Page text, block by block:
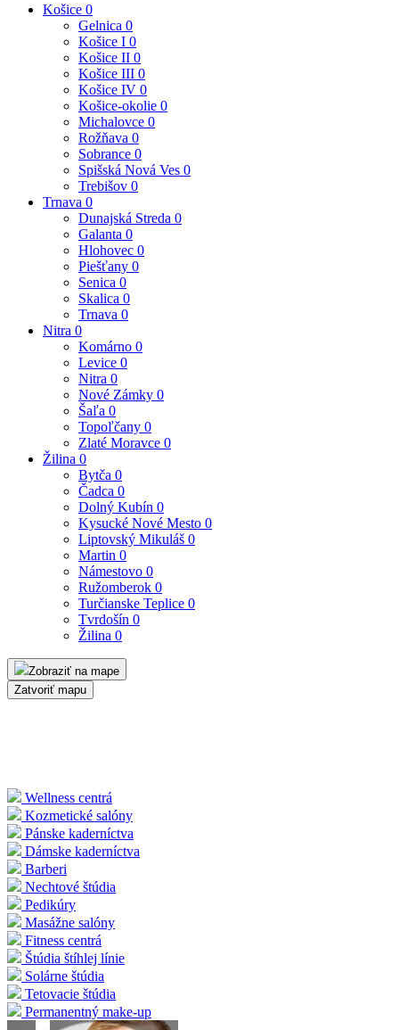
Košice 0
Gelnica 0
Košice I 0
Košice II 0
Košice III 0
Košice IV 0
Košice-okolie 0
Michalovce 0
Rožňava 0
Sobrance 0
Spišská Nová Ves 0
Trebišov 0
Trnava 0
Dunajská Streda 0
Galanta 0
Hlohovec 0
Piešťany 0
Senica 0
Skalica 0
Trnava 0
Nitra 0
Komárno 0
Levice 0
Nitra 0
Nové Zámky 0
Šaľa 0
Topoľčany 0
Zlaté Moravce 0
Žilina 0
Bytča 0
Čadca 0
Dolný Kubín 0
Kysucké Nové Mesto 0
Liptovský Mikuláš 0
Martin 0
Námestovo 0
Ružomberok 0
Turčianske Teplice 0
Tvrdošín 0
Žilina 0
Zobraziť na mape
Zatvoriť mapu
Wellness centrá
Kozmetické salóny
Pánske kaderníctva
Dámske kaderníctva
Barberi
Nechtové štúdia
Pedikúry
Masážne salóny
Fitness centrá
Štúdia štíhlej línie
Solárne štúdia
Tetovacie štúdia
Permanentný make-up